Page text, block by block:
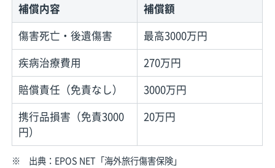
補償内容
補償額
傷害死亡・後遺傷害
最高3000万円
疾病治療費用
270万円
賠償責任（免責なし）
3000万円
携行品損害（免責3000
円）
20万円
※ 出典： EPOS NET「海外旅行傷害保険」